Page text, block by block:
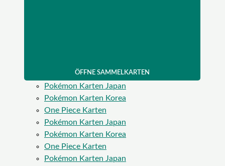
ÖFFNE SAMMELKARTEN
Pokémon Karten Japan
Pokémon Karten Korea
One Piece Karten
Pokémon Karten Japan
Pokémon Karten Korea
One Piece Karten
Pokémon Karten Japan